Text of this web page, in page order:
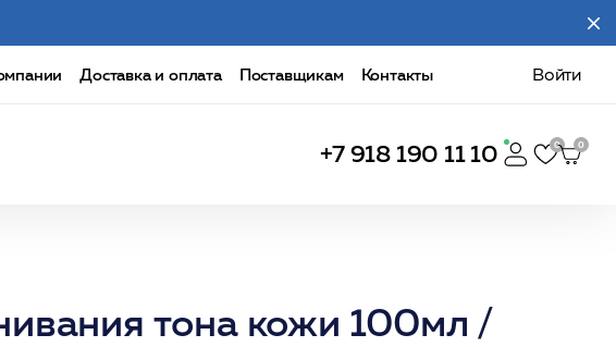
Доставка и оплата Поставщикам Контакты Войти
+7 918 190 11 10
тона кожи 100мл /